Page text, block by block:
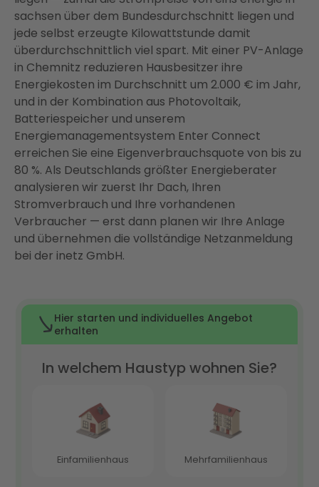
Mehr Eigenverbrauch, mehr Ersparnis: Das
vernetzte Energiesystem
Fazit: Photovoltaik in Chemnitz — jetzt handeln,
langfristig profitieren
FAQ
sachsen über dem Bundesdurchschnitt liegen und
jede selbst erzeugte Kilowattstunde damit
überdurchschnittlich viel spart. Mit einer PV-Anlage
in Chemnitz reduzieren Hausbesitzer ihre
Energiekosten im Durchschnitt um 2.000 € im Jahr,
und in der Kombination aus Photovoltaik,
Batteriespeicher und unserem
Energiemanagementsystem Enter Connect
erreichen Sie eine Eigenverbrauchsquote von bis zu
80 %. Als Deutschlands größter Energieberater
analysieren wir zuerst Ihr Dach, Ihren
Stromverbrauch und Ihre vorhandenen
Verbraucher — erst dann planen wir Ihre Anlage
und übernehmen die vollständige Netzanmeldung
bei der inetz GmbH.